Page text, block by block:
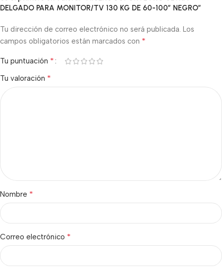
DELGADO PARA MONITOR/TV 130 KG DE 60-100″ NEGRO”
Tu dirección de correo electrónico no será publicada. Los
campos obligatorios están marcados con *
Tu puntuación *
Tu valoración *
Nombre *
Correo electrónico *